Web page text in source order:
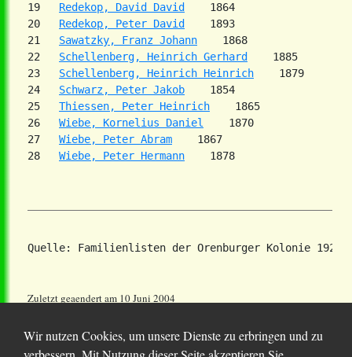
19 Redekop, David David
    1864
20 Redekop, Peter David
    1893
21 Sawatzky, Franz Johann
    1868
22 Schellenberg, Heinrich Gerhard
    1885
23 Schellenberg, Heinrich Heinrich
    1879
24 Schwarz, Peter Jakob
    1854
25 Thiessen, Peter Heinrich
    1865
26 Wiebe, Kornelius Daniel
    1870
27 Wiebe, Peter Abram
    1867
28 Wiebe, Peter Hermann
Zuletzt geaendert am 10 Juni 2004
Wir nutzen Cookies, um unsere Dienste zu erbringen und zu